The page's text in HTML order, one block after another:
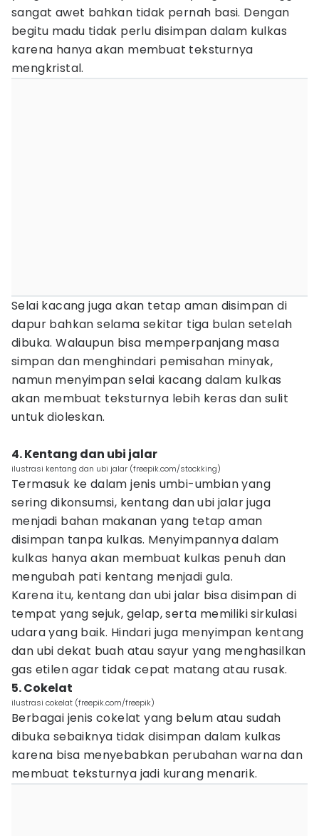
sangat awet bahkan tidak pernah basi. Dengan
begitu madu tidak perlu disimpan dalam kulkas
karena hanya akan membuat teksturnya
mengkristal.
Selai kacang juga akan tetap aman disimpan di
dapur bahkan selama sekitar tiga bulan setelah
dibuka. Walaupun bisa memperpanjang masa
simpan dan menghindari pemisahan minyak,
namun menyimpan selai kacang dalam kulkas
akan membuat teksturnya lebih keras dan sulit
untuk dioleskan.
4. Kentang dan ubi jalar
ilustrasi kentang dan ubi jalar (freepik.com/stockking)
Termasuk ke dalam jenis umbi-umbian yang
sering dikonsumsi, kentang dan ubi jalar juga
menjadi bahan makanan yang tetap aman
disimpan tanpa kulkas. Menyimpannya dalam
kulkas hanya akan membuat kulkas penuh dan
mengubah pati kentang menjadi gula.
Karena itu, kentang dan ubi jalar bisa disimpan di
tempat yang sejuk, gelap, serta memiliki sirkulasi
udara yang baik. Hindari juga menyimpan kentang
dan ubi dekat buah atau sayur yang menghasilkan
gas etilen agar tidak cepat matang atau rusak.
5. Cokelat
ilustrasi cokelat (freepik.com/freepik)
Berbagai jenis cokelat yang belum atau sudah
dibuka sebaiknya tidak disimpan dalam kulkas
karena bisa menyebabkan perubahan warna dan
membuat teksturnya jadi kurang menarik.